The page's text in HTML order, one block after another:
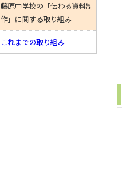
藤原中学校の「伝わる資料制
作」に関する取り組み
これまでの取り組み